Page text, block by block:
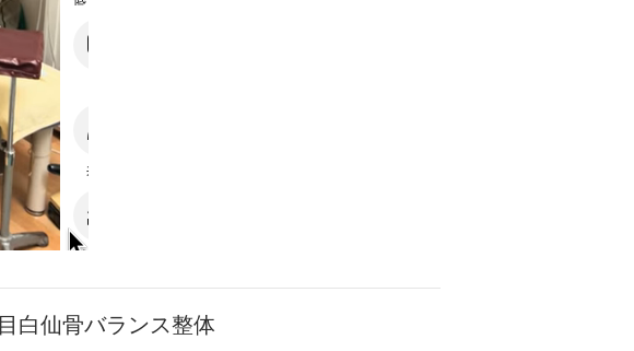
白仙骨バランス整体